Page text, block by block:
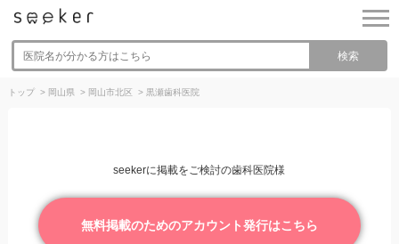
検索
トップ > 岡山県 > 岡山市北区 > 黒瀬歯科医院
seekerに掲載をご検討の歯科医院様
無料掲載のためのアカウント発行はこちら